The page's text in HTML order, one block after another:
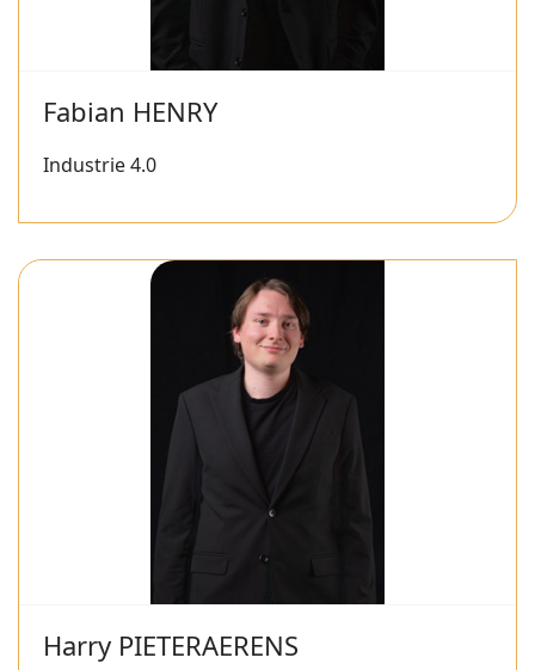
Fabian HENRY
Industrie 4.0
Harry PIETERAERENS